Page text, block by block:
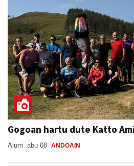
Gogoan hartu dute Katto
Aiurri abu 08 ANDOAIN